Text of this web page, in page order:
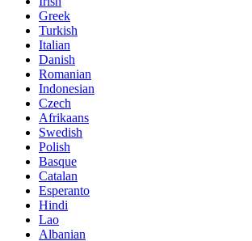
Greek
Turkish
Italian
Danish
Romanian
Indonesian
Czech
Afrikaans
Swedish
Polish
Basque
Catalan
Esperanto
Hindi
Lao
Albanian